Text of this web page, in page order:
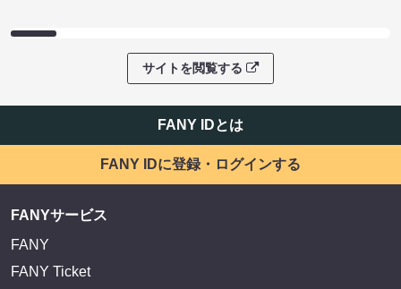
サイトを閲覧する
FANY IDとは
FANY IDに登録・ログインする
FANYサービス
FANY
FANY Ticket